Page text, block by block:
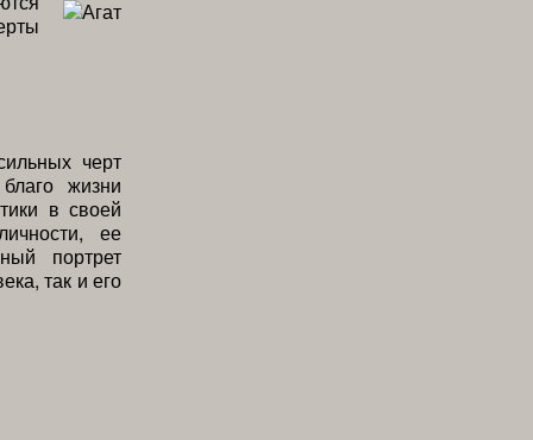
черт
жизни
в своей
ее
портрет
так и его